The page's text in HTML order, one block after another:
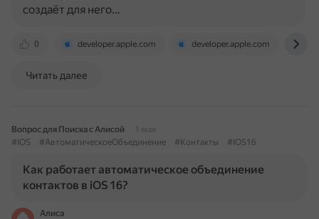
0 developer.apple.com developer.apple.com
создаёт для него…
Читать далее
Вопрос для Поиска с Алисой
1 мая
#IOS
#АвтоматическоеОбъединение #Контакты #IOS16
Как работает автоматическое объединение
контактов в iOS 16?
Алиса